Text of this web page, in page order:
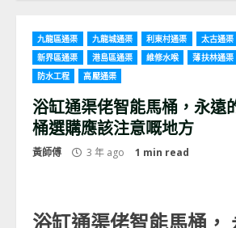
九龍區通渠 九龍城通渠 利東村通渠 太古通渠
新界區通渠
港島區通渠 維修水喉 薄扶林通渠
防水工程
高壓通渠
浴缸通渠佬智能馬桶，永遠
桶選購應該注意嘅地方
黃師傅 3 年 ago 1 min read
浴缸通渠佬智能馬桶，